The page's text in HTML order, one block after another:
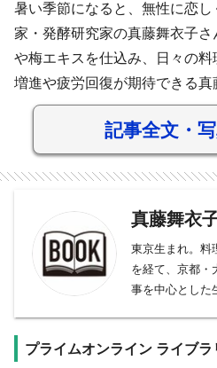
暑い季節になると、無性に恋
家・発酵研究家の真藤舞衣子
や梅エキスを仕込み、日々の
増進や疲労回復が期待できる
記事全文・
真藤舞衣
東京生まれ。料
を経て、京都・
事を中心とした
ン、料理教室を
プライムオンライン ライブ